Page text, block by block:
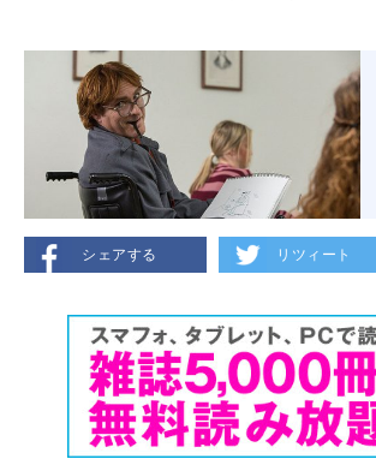
シェアする リツィート